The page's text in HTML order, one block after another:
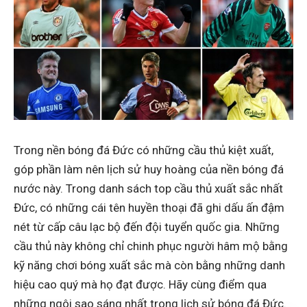
Trong nền bóng đá Đức có những cầu thủ kiệt xuất,
góp phần làm nên lịch sử huy hoàng của nền bóng đá
nước này. Trong danh sách top cầu thủ xuất sắc nhất
Đức, có những cái tên huyền thoại đã ghi dấu ấn đậm
nét từ cấp câu lạc bộ đến đội tuyển quốc gia. Những
cầu thủ này không chỉ chinh phục người hâm mộ bằng
kỹ năng chơi bóng xuất sắc mà còn bằng những danh
hiệu cao quý mà họ đạt được. Hãy cùng điểm qua
những ngôi sao sáng nhất trong lịch sử bóng đá Đức.